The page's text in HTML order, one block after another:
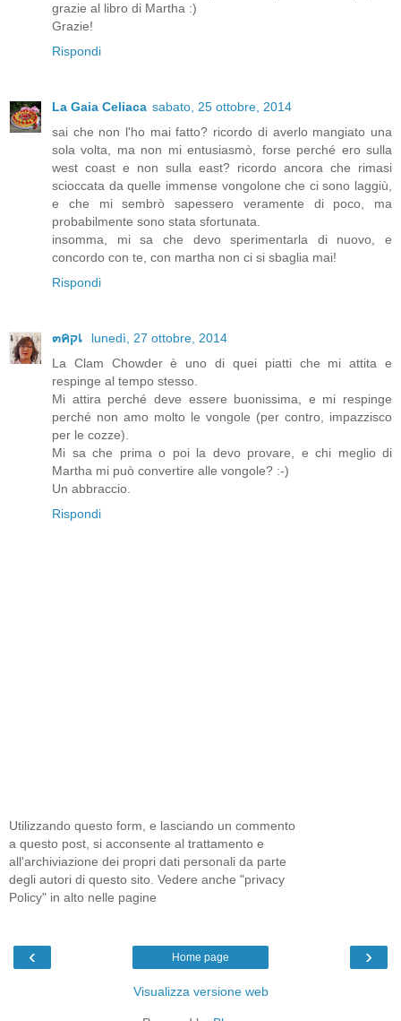
grazie al libro di Martha :)
Grazie!
Rispondi
La Gaia Celiaca sabato, 25 ottobre, 2014
sai che non l'ho mai fatto? ricordo di averlo mangiato una
sola volta, ma non mi entusiasmò, forse perché ero sulla
west coast e non sulla east? ricordo ancora che rimasi
scioccata da quelle immense vongolone che ci sono laggiù,
e che mi sembrò sapessero veramente di poco, ma
probabilmente sono stata sfortunata.
insomma, mi sa che devo sperimentarla di nuovo, e
concordo con te, con martha non ci si sbaglia mai!
Rispondi
๓คקเ
lunedì, 27 ottobre, 2014
La Clam Chowder è uno di quei piatti che mi attita e
respinge al tempo stesso.
Mi attira perché deve essere buonissima, e mi respinge
perché non amo molto le vongole (per contro, impazzisco
per le cozze).
Mi sa che prima o poi la devo provare, e chi meglio di
Martha mi può convertire alle vongole? :-)
Un abbraccio.
Rispondi
Utilizzando questo form, e lasciando un commento
a questo post, si acconsente al trattamento e
all'archiviazione dei propri dati personali da parte
degli autori di questo sito. Vedere anche "privacy
Policy" in alto nelle pagine
‹ ›
Home page
Visualizza versione web